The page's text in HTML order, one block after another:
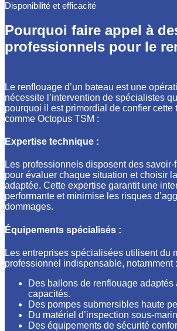
Disponibilité et efficacité
Pourquoi faire appel à
professionnels pour le
Le renflouage d’un bateau est une
nécessite l’intervention de spécialistes
pourquoi il est primordial de confier cette
comme Octopus TSM :
Expertise technique :
Les professionnels disposent des
pour évaluer chaque situation et choisir
adaptée. Cette expertise garantit une
performante et minimise les risques
dommages.
Équipements spécialisés :
Les entreprises spécialisées utilisent du
professionnel indispensable, notamment :
Des ballons de renflouage adaptés
capacités.
Des pompes submersibles haute
Du matériel d’inspection sous-
Des équipements de sécurité